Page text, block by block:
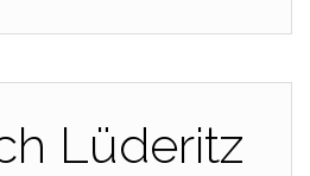
Lüderitz